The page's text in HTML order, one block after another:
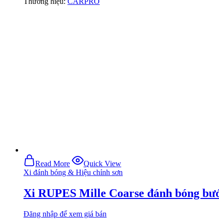
Read More
Quick View
Xi đánh bóng & Hiệu chỉnh sơn
Xi RUPES Mille Coarse đánh bóng
Đăng nhập để xem giá bán